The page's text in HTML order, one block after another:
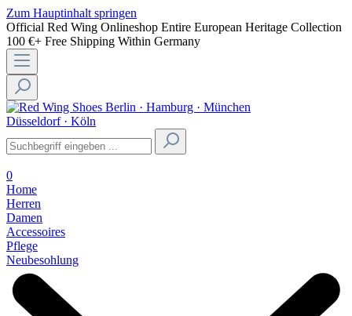
Zum Hauptinhalt springen
Official Red Wing Onlineshop Entire European Heritage Collection
100 €+ Free Shipping Within Germany
Berlin · Hamburg · München
Düsseldorf · Köln
0
Home
Herren
Damen
Accessoires
Pflege
Neubesohlung